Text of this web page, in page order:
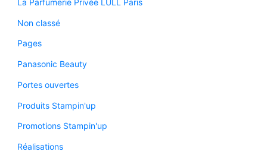
Non classé
Pages
Panasonic Beauty
Portes ouvertes
Produits Stampin'up
Promotions Stampin'up
Réalisations